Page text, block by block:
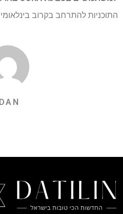
התוכניות להתרחב בקרוב
IDAN